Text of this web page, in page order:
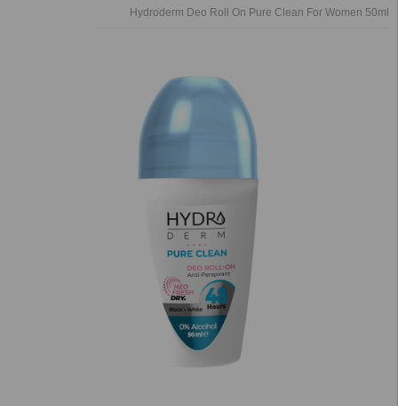
Hydroderm Deo Roll On Pure Clean For Women 50ml